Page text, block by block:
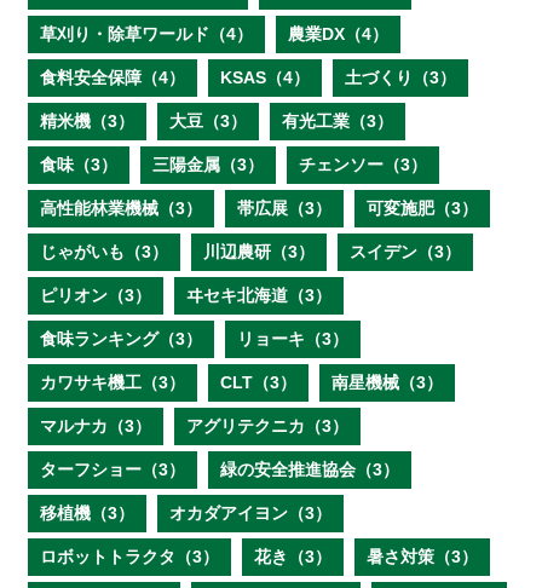
草刈り・除草ワールド（4） 農業DX（4）
食料安全保障（4） KSAS（4） 土づくり（3）
精米機（3） 大豆（3） 有光工業（3）
食味（3） 三陽金属（3） チェンソー（3）
高性能林業機械（3） 帯広展（3） 可変施肥（3）
じゃがいも（3） 川辺農研（3） スイデン（3）
ピリオン（3） ヰセキ北海道（3）
食味ランキング（3） リョーキ（3）
カワサキ機工（3） CLT（3） 南星機械（3）
マルナカ（3） アグリテクニカ（3）
ターフショー（3） 緑の安全推進協会（3）
移植機（3） オカダアイヨン（3）
ロボットトラクタ（3） 花き（3） 暑さ対策（3）